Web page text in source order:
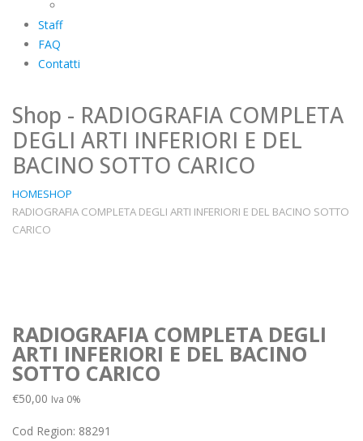
Staff
FAQ
Contatti
Shop - RADIOGRAFIA COMPLETA
DEGLI ARTI INFERIORI E DEL
BACINO SOTTO CARICO
HOMESHOP
RADIOGRAFIA COMPLETA DEGLI ARTI INFERIORI E DEL BACINO SOTTO
CARICO
RADIOGRAFIA COMPLETA DEGLI
ARTI INFERIORI E DEL BACINO
SOTTO CARICO
€50,00 Iva 0%
Cod Region: 88291